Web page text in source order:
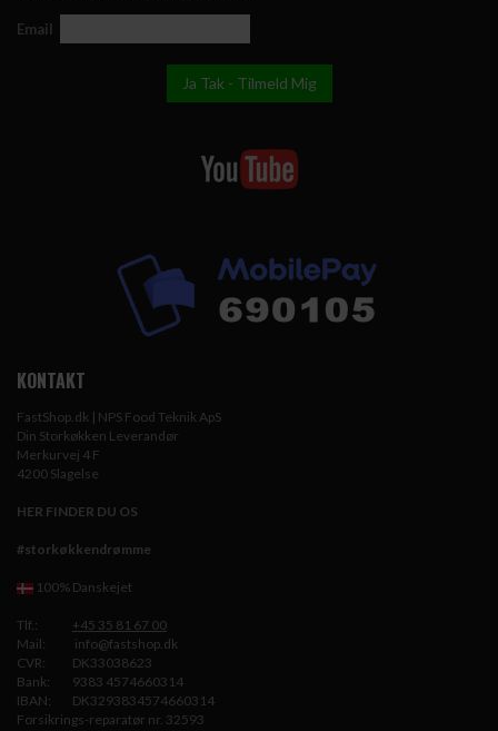
Email
KONTAKT
FastShop.dk | NPS Food Teknik ApS
Din Storkøkken Leverandør
Merkurvej 4 F
4200 Slagelse
HER FINDER DU OS
#storkøkkendrømme
100% Danskejet
Tlf.:
+45 35 81 67 00
Mail:
info@fastshop.dk
CVR:
DK33038623
Bank:
9383 4574660314
IBAN:
DK3293834574660314
Forsikrings-reparatør nr. 32593